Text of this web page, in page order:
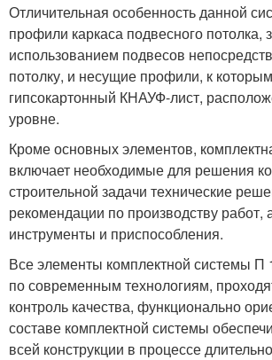
Отличительная особенность данной
профили каркаса подвесного потолка,
использованием подвесов
потолку, и несущие профили, к
гипсокартонный КНАУФ-лист,
уровне.
Кроме основных элементов,
включает необходимые для решения
строительной задачи технические
рекомендации по производству работ,
инструменты и приспособления.
Все элементы комплектной системы П
по современным технологиям,
контроль качества, функционально
составе комплектной системы
всей конструкции в процессе